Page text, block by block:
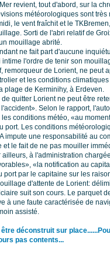
revient, tout d'abord, sur la
météorologiques sont
le vent fraîchit et le
Sorti de l'abri relatif de
mouillage abrité.
ne fait part d'aucune
intime l'ordre de tenir son
remorqueur de Lorient, ne peut
et les conditions
plage de Kerminihy, à Erdeven.
quitter Lorient ne peut être
Selon le rapport,
conditions météo, «au
port. Les conditions
impute une responsabilité au
et le fait de ne pas mouiller
ailleurs, à l'administration
«la notification au
port par le capitaine sur les
d'attente de Lorient:
suit son cours. Le parquet
à une faute caractérisée de
assisté.
être déconstruit sur
pas contents...